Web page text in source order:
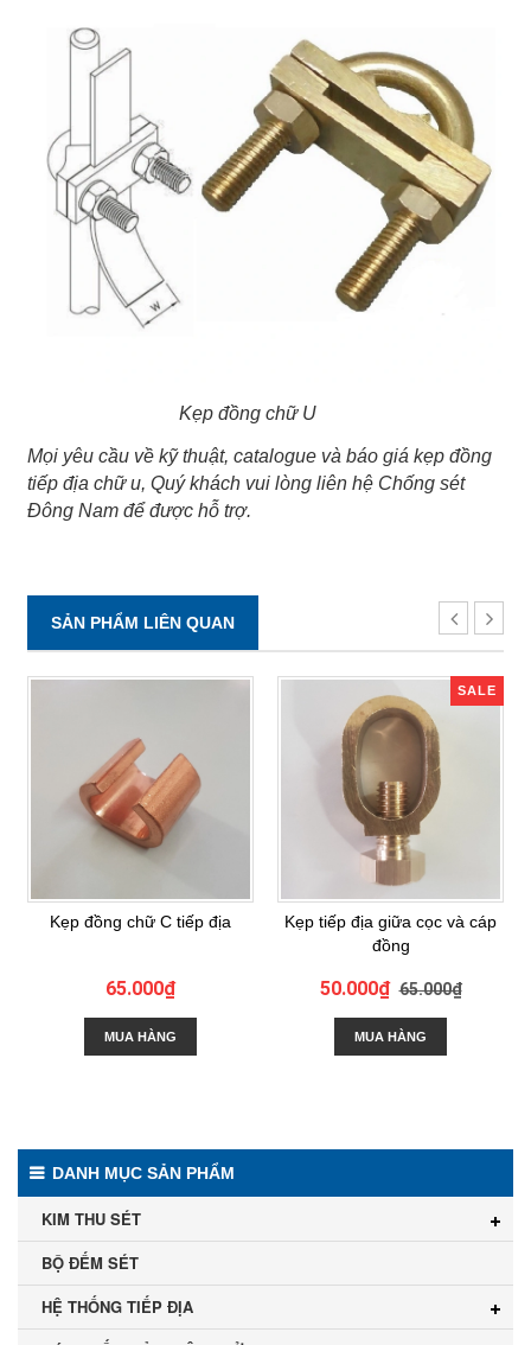
Kẹp đồng chữ U
Mọi yêu cầu về kỹ thuật, catalogue và báo giá kẹp đồng
tiếp địa chữ u, Quý khách vui lòng liên hệ Chống sét
Đông Nam để được hỗ trợ.
SẢN PHẨM LIÊN QUAN
Kẹp đồng chữ C tiếp địa
65.000₫
MUA HÀNG
SALE
Kẹp tiếp địa giữa cọc và cáp
đồng
50.000₫65.000₫
MUA HÀNG
DANH MỤC SẢN PHẨM
KIM THU SÉT
BỘ ĐẾM SÉT
HỆ THỐNG TIẾP ĐỊA